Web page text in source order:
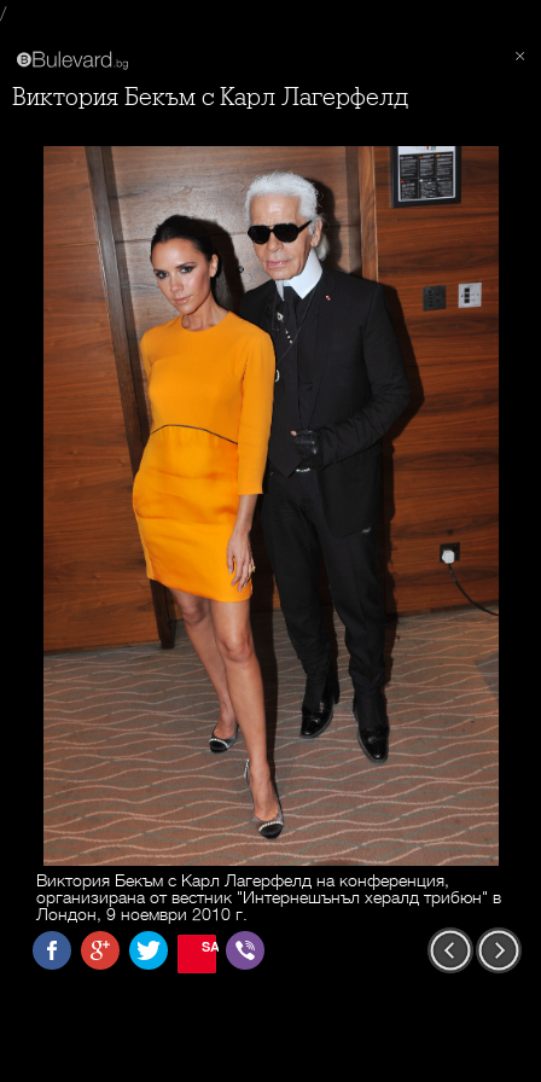
/
Виктория Бекъм с Карл Лагерфелд
Виктория Бекъм с Карл Лагерфелд на конференция,
организирана от вестник "Интернешънъл хералд трибюн" в
Лондон, 9 ноември 2010 г.
SAVE